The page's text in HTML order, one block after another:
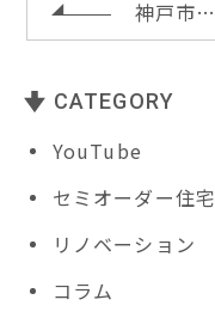
o
k
神戸市灘区ＴＡ様邸の中間検査
CATEGORY
YouTube
セミオーダー住宅
リノベーション
コラム